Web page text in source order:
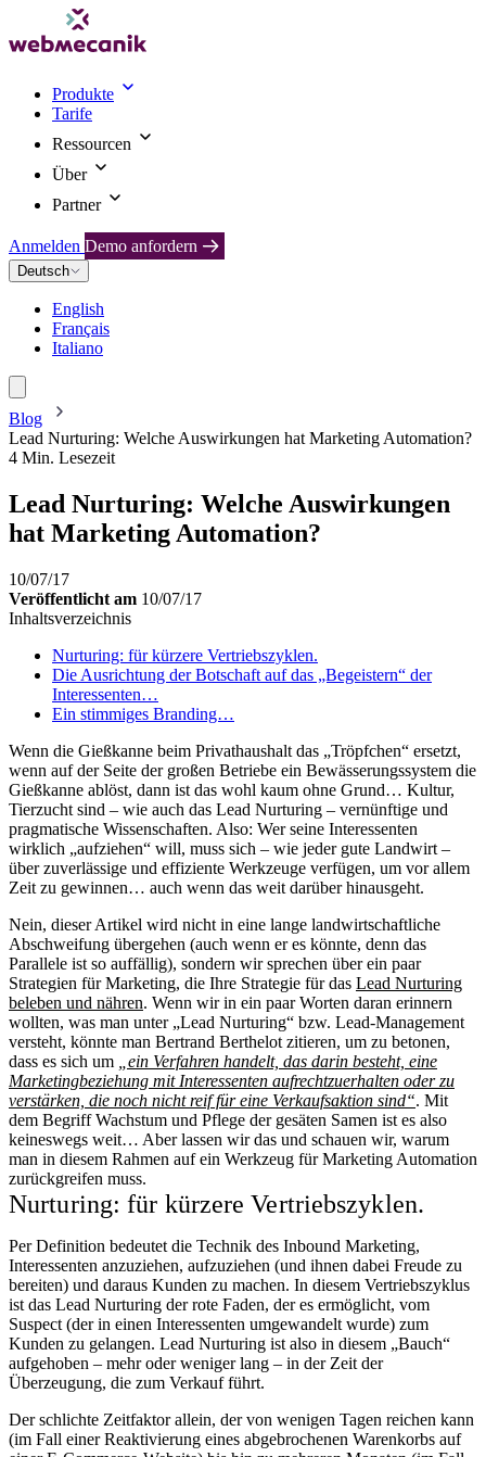
Produkte
Tarife
Ressourcen
Über
Partner
Anmelden Demo anfordern
Deutsch
English
Français
Italiano
Blog
Lead Nurturing: Welche Auswirkungen hat Marketing Automation?
4 Min. Lesezeit
Lead Nurturing: Welche Auswirkungen
hat Marketing Automation?
10/07/17
Veröffentlicht am 10/07/17
Inhaltsverzeichnis
Nurturing: für kürzere Vertriebszyklen.
Die Ausrichtung der Botschaft auf das „Begeistern“ der
Interessenten…
Ein stimmiges Branding…
Wenn die Gießkanne beim Privathaushalt das „Tröpfchen“ ersetzt,
wenn auf der Seite der großen Betriebe ein Bewässerungssystem die
Gießkanne ablöst, dann ist das wohl kaum ohne Grund… Kultur,
Tierzucht sind – wie auch das Lead Nurturing – vernünftige und
pragmatische Wissenschaften. Also: Wer seine Interessenten
wirklich „aufziehen“ will, muss sich – wie jeder gute Landwirt –
über zuverlässige und effiziente Werkzeuge verfügen, um vor allem
Zeit zu gewinnen… auch wenn das weit darüber hinausgeht.
Nein, dieser Artikel wird nicht in eine lange landwirtschaftliche
Abschweifung übergehen (auch wenn er es könnte, denn das
Parallele ist so auffällig), sondern wir sprechen über ein paar
Strategien für Marketing, die Ihre Strategie für das Lead Nurturing
beleben und nähren. Wenn wir in ein paar Worten daran erinnern
wollten, was man unter „Lead Nurturing“ bzw. Lead-Management
versteht, könnte man Bertrand Berthelot zitieren, um zu betonen,
dass es sich um
„ein Verfahren handelt, das darin besteht, eine
Marketingbeziehung mit Interessenten aufrechtzuerhalten oder zu
verstärken, die noch nicht reif für eine Verkaufsaktion sind“. Mit
dem Begriff Wachstum und Pflege der gesäten Samen ist es also
keineswegs weit… Aber lassen wir das und schauen wir, warum
man in diesem Rahmen auf ein Werkzeug für Marketing Automation
zurückgreifen muss.
Nurturing: für kürzere Vertriebszyklen.
Per Definition bedeutet die Technik des Inbound Marketing,
Interessenten anzuziehen, aufzuziehen (und ihnen dabei Freude zu
bereiten) und daraus Kunden zu machen. In diesem Vertriebszyklus
ist das Lead Nurturing der rote Faden, der es ermöglicht, vom
Suspect (der in einen Interessenten umgewandelt wurde) zum
Kunden zu gelangen. Lead Nurturing ist also in diesem „Bauch“
aufgehoben – mehr oder weniger lang – in der Zeit der
Überzeugung, die zum Verkauf führt.
Der schlichte Zeitfaktor allein, der von wenigen Tagen reichen kann
(im Fall einer Reaktivierung eines abgebrochenen Warenkorbs auf